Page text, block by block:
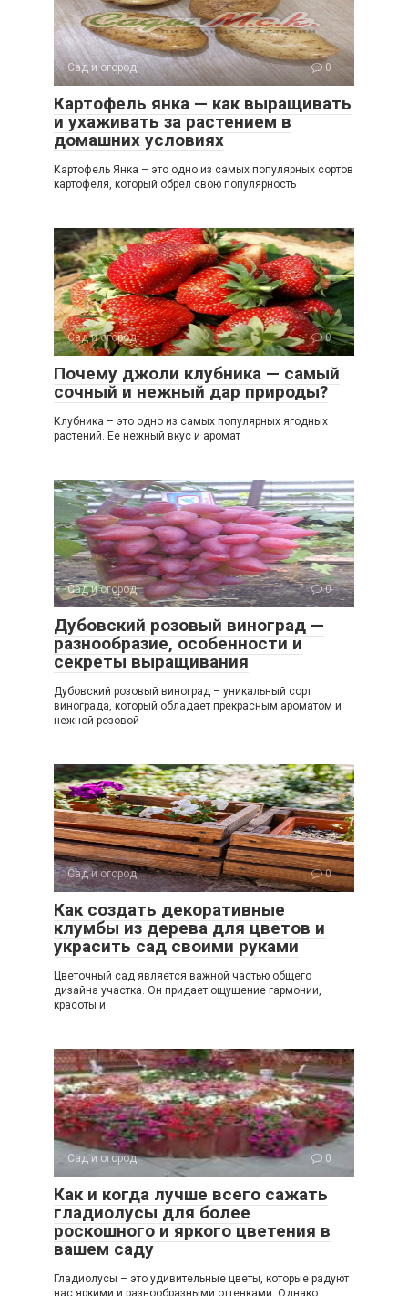
Сад и огород 0
Картофель янка — как выращивать
и ухаживать за растением в
домашних условиях
Картофель Янка – это одно из самых популярных сортов
картофеля, который обрел свою популярность
Сад и огород 0
Почему джоли клубника — самый
сочный и нежный дар природы?
Клубника – это одно из самых популярных ягодных
растений. Ее нежный вкус и аромат
Сад и огород 0
Дубовский розовый виноград —
разнообразие, особенности и
секреты выращивания
Дубовский розовый виноград – уникальный сорт
винограда, который обладает прекрасным ароматом и
нежной розовой
Сад и огород 0
Как создать декоративные
клумбы из дерева для цветов и
украсить сад своими руками
Цветочный сад является важной частью общего
дизайна участка. Он придает ощущение гармонии,
красоты и
Сад и огород 0
Как и когда лучше всего сажать
гладиолусы для более
роскошного и яркого цветения в
вашем саду
Гладиолусы – это удивительные цветы, которые радуют